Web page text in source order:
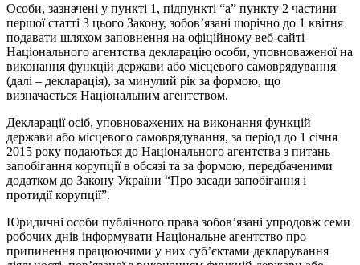
Особи, зазначені у пункті 1, підпункті “а” пункту 2 частини
першої статті 3 цього Закону, зобов’язані щорічно до 1 квітня
подавати шляхом заповнення на офіційному веб-сайті
Національного агентства декларацію особи, уповноваженої на
виконання функцій держави або місцевого самоврядування
(далі – декларація), за минулий рік за формою, що
визначається Національним агентством.
Декларації осіб, уповноважених на виконання функцій
держави або місцевого самоврядування, за період до 1 січня
2015 року подаються до Національного агентства з питань
запобігання корупції в обсязі та за формою, передбаченими
додатком до Закону України “Про засади запобігання і
протидії корупції”.
Юридичні особи публічного права зобов’язані упродовж семи
робочих днів інформувати Національне агентство про
припинення працюючими у них суб’єктами декларування